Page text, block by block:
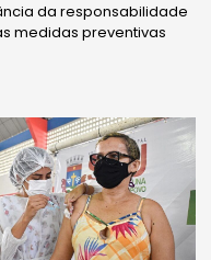
da responsabilidade
medidas preventivas